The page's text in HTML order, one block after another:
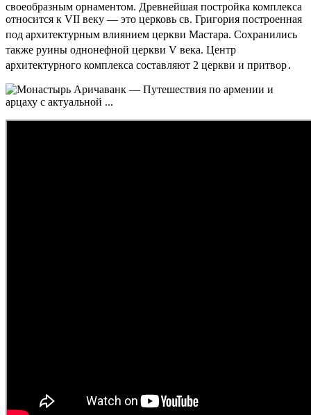
своеобразным орнаментом. Древнейшая постройка комплекса
относится к VII веку — это церковь св. Григория построенная
под архитектурным влиянием церкви Мастара. Сохранились
также руины однонефной церкви V века. Центр
архитектурного комплекса составляют 2 церкви и притвор․